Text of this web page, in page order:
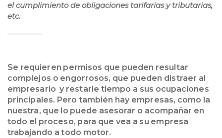
el cumplimiento de obligaciones tarifarias y tributarias,
etc.
Se requieren permisos que pueden resultar
complejos o engorrosos, que pueden distraer al
empresario y restarle tiempo a sus ocupaciones
principales. Pero también hay empresas, como la
nuestra, que lo puede asesorar o acompañar en
todo el proceso, para que vea a su empresa
trabajando a todo motor.